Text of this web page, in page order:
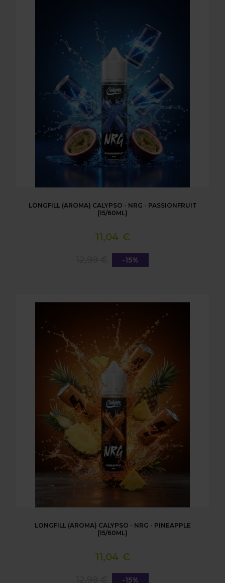
LONGFILL (AROMA) CALYPSO - NRG - PASSIONFRUIT
(15/60ML)
11,04 €
-15%
LONGFILL (AROMA) CALYPSO - NRG - PINEAPPLE
(15/60ML)
11,04 €
-15%